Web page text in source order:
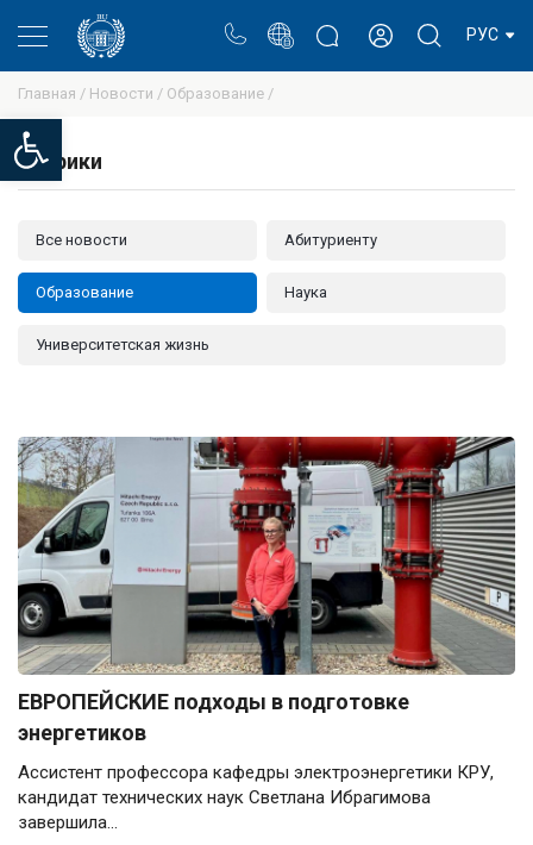
Open toolbar
РУС
Главная / Новости / Образование /
ЕВРОПЕЙСКИЕ подходы в подготовке
энергетиков
Ассистент профессора кафедры электроэнергетики КРУ,
кандидат технических наук Светлана Ибрагимова
завершила...
Рубрики
Все новости Абитуриенту
Образование Наука
Университетская жизнь